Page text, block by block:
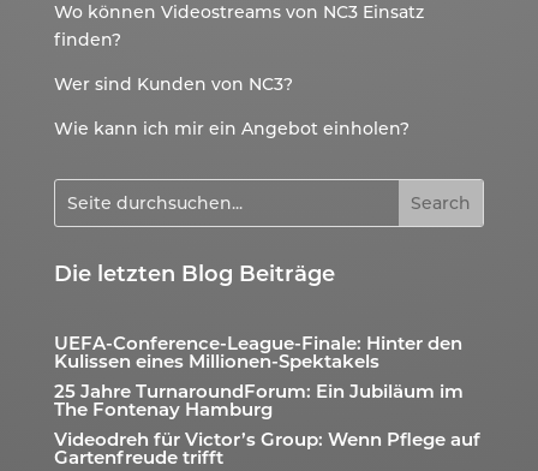
Wo können Videostreams von NC3 Einsatz
finden?
Wer sind Kunden von NC3?
Wie kann ich mir ein Angebot einholen?
Die letzten Blog Beiträge
UEFA-Conference-League-Finale: Hinter den
Kulissen eines Millionen-Spektakels
25 Jahre TurnaroundForum: Ein Jubiläum im
The Fontenay Hamburg
Videodreh für Victor’s Group: Wenn Pflege auf
Gartenfreude trifft